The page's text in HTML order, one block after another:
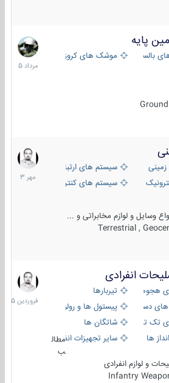
پایه
موشک های کروز
2
مرداد
1405
سیستم های ارتباطی و جمع آوری
سیستم های کنترل آتش و تجهیزات
وسایل و لوازم مخابراتی و ...
Terrestrial ,
1
مهر
1403
انفرادی
هجومی
تیربارها
دستی
پیستول ها و رولورها
تیر اندازیشاتگان ها
ها
سایر تجهیزات انفرادی
مطال
ب
و لوازم انفرادی
Infantry
17
فروردین
1405